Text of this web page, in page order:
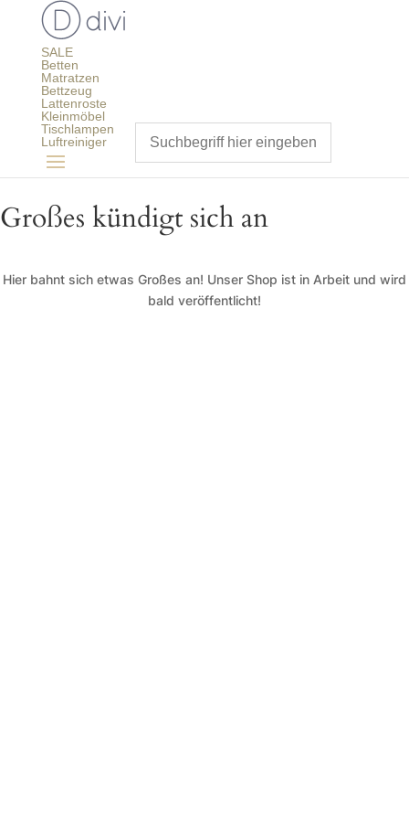
SALE
Betten
Matratzen
Bettzeug
Lattenroste
Kleinmöbel
Tischlampen
Luftreiniger
Großes kündigt sich an
Hier bahnt sich etwas Großes an! Unser Shop ist in Arbeit und wird
bald veröffentlicht!